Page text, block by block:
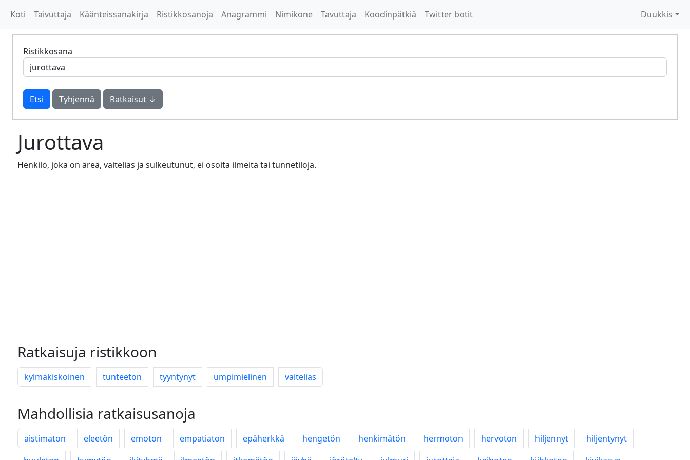
Koti Taivuttaja Käänteissanakirja Ristikkosanoja Anagrammi Nimikone Tavuttaja Koodinpätkiä Twitter botit Duukkis
Ristikkosana
Tyhjennä Ratkaisut ↓
Jurottava
Henkilö, joka on äreä, vaitelias ja sulkeutunut, ei osoita ilmeitä tai tunnetiloja.
Ratkaisuja ristikkoon
kylmäkiskoinen tunteeton tyyntynyt umpimielinen vaitelias
Mahdollisia ratkaisusanoja
aistimaton eleetön emoton empatiaton epäherkkä hengetön henkimätön hermoton hervoton hiljennyt
hiljentynyt